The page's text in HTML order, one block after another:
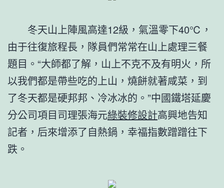
冬天山上陣風高達12級，氣溫零下40℃，
由于往復旅程長，隊員們常常在山上處理三餐
題目。“大師都了解，山上不克不及有明火，所
以我們都是帶些吃的上山，燒餅就著咸菜，到
了冬天都是硬邦邦、冷冰冰的。”中國鐵塔延慶
分公司項目司理張海元綠裝修設計高興地告知
記者，后來增添了自熱鍋，幸福指數蹭蹭往下
跌。